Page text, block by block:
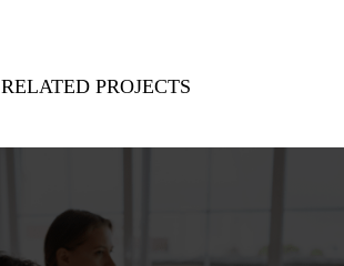
RELATED PROJECTS